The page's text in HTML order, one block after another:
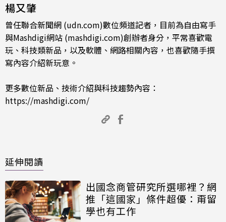
楊又肇
曾任聯合新聞網 (udn.com)數位頻道記者，目前為自由寫手
與Mashdigi網站 (mashdigi.com)創辦者身分，平常喜歡電
玩、科技類新品，以及軟體、網路相關內容，也喜歡隨手撰
寫內容介紹新玩意。
更多數位新品、技術介紹與科技趨勢內容：
https://mashdigi.com/
延伸閱讀
出國念商管研究所選哪裡？網
推「這國家」條件超優：甭留
學也有工作